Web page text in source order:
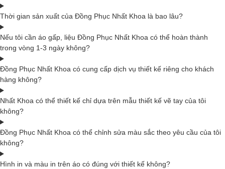
Thời gian sản xuất của Đồng Phục Nhất Khoa là bao lâu?
Nếu tôi cần áo gấp, liệu Đồng Phục Nhất Khoa có thể hoàn thành
trong vòng 1-3 ngày không?
Đồng Phục Nhất Khoa có cung cấp dịch vụ thiết kế riêng cho khách
hàng không?
Nhất Khoa có thể thiết kế chỉ dựa trên mẫu thiết kế vẽ tay của tôi
không?
Đồng Phục Nhất Khoa có thể chỉnh sửa màu sắc theo yêu cầu của tôi
không?
Hình in và màu in trên áo có đúng với thiết kế không?